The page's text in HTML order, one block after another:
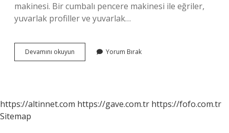
makinesi. Bir cumbalı pencere makinesi ile eğriler,
yuvarlak profiller ve yuvarlak…
Devamını okuyun Bantlama
Makinesi
Yorum Bırak
https://altinnet.com https://gave.com.tr https://fofo.com.tr
Sitemap